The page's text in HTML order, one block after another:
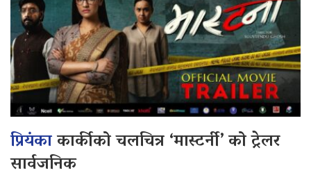
प्रियंकाकार्कीको चलचित्र ‘मास्टर्नी’ को ट्रेलर
सार्वजनिक